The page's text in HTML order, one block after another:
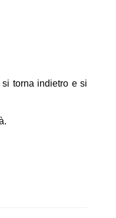
torna indietro e si